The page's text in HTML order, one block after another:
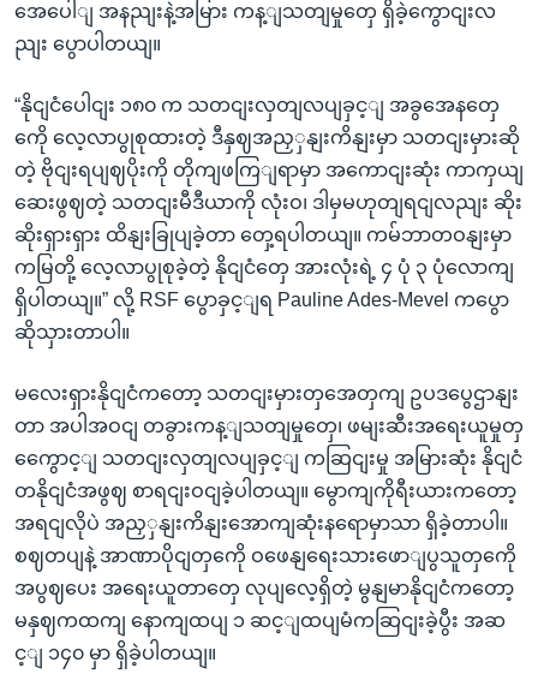
အေပေါျ အနညျးနဲ့အမြား ကန့ျသတျမှုတှေ ရှိခဲ့ကွောငျးလ
ညျး ပွောပါတယျ။
“နိုငျငံပေါငျး ၁၈၀ က သတငျးလှတျလပျခှင့ျ အခွအေနတှေ
ကေို လေ့လာပွုစုထားတဲ့ ဒီနှဈအညှှနျးကိနျးမှာ သတငျးမှားဆို
တဲ့ ဗိုငျးရပျဈပိုးကို တိုကျဖကြျရာမှာ အကောငျးဆုံး ကာကှယျ
ဆေးဖွဈတဲ့ သတငျးမီဒီယာကို လုံးဝ၊ ဒါမှမဟုတျရငျလညျး ဆိုး
ဆိုးရှားရှား ထိနျးခြုပျခဲ့တာ တှေ့ရပါတယျ။ ကမ်ဘာတဝနျးမှာ
ကမြတို့ လေ့လာပွုစုခဲ့တဲ့ နိုငျငံတှေ အားလုံးရဲ့ ၄ ပုံ ၃ ပုံလောကျ
ရှိပါတယျ။” လို့ RSF ပွောခှင့ျရ Pauline Ades-Mevel ကပွော
ဆိုသှားတာပါ။
မလေးရှားနိုငျငံကတော့ သတငျးမှားတှအေတှကျ ဥပဒပွေဌာနျး
တာ အပါအဝငျ တခွားကန့ျသတျမှုတှေ၊ ဖမျးဆီးအရေးယူမှုတှ
ကွေောင့ျ သတငျးလှတျလပျခှင့ျ ကဆြငျးမှု အမြားဆုံး နိုငျငံ
တနိုငျငံအဖွဈ စာရငျးဝငျခဲ့ပါတယျ။ မွောကျကိုရီးယားကတော့
အရငျလိုပဲ အညှှနျးကိနျးအောကျဆုံးနရောမှာသာ ရှိခဲ့တာပါ။
စဈတပျနဲ့ အာဏာပိုငျတှကေို ဝဖေနျရေးသားဖောျပွသူတှကေို
အပွဈပေး အရေးယူတာတှေ လုပျလေ့ရှိတဲ့ မွနျမာနိုငျငံကတော့
မနှဈကထကျ နောကျထပျ ၁ ဆင့ျထပျမံကဆြငျးခဲ့ပွီး အဆ
င့ျ ၁၄၀ မှာ ရှိခဲ့ပါတယျ။